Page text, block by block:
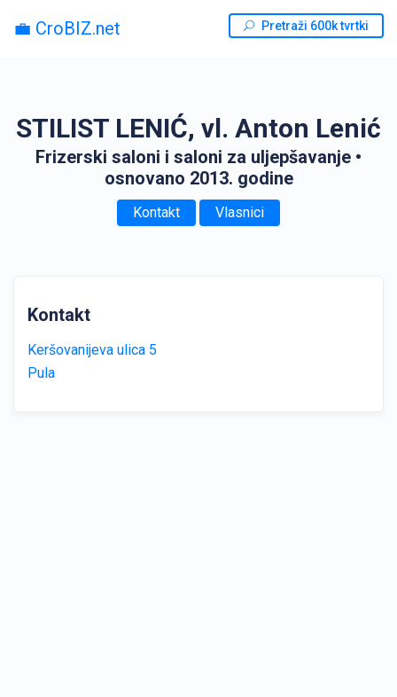
💼 CroBIZ.net Pretraži 600k tvrtki
STILIST LENIĆ, vl. Anton Lenić
Frizerski saloni i saloni za uljepšavanje •
osnovano 2013. godine
Kontakt Vlasnici
Kontakt
Keršovanijeva ulica 5
Pula